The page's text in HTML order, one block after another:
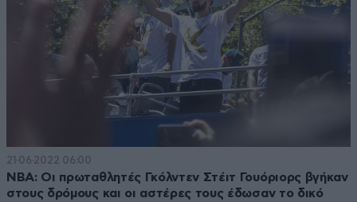
21·06·2022 06:00
NBA: Οι πρωταθλητές Γκόλντεν Στέιτ Γουόριορς βγήκαν
στους δρόμους και οι αστέρες τους έδωσαν το δικό